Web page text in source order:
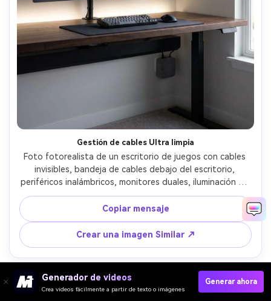
Gestión de cables Ultra limpia
Foto fotorealista de un escritorio de juegos con cables
invisibles, bandeja de cables debajo del escritorio,
periféricos inalámbricos, monitores duales, iluminación de
polarización sutil, pared minimalista, énfasis en líneas
limpias y organización, tomado en Nikon Z8, lente de 30
mm, f/3.2, claridad nítida, grado de color neutro, foto
interior premium-AR 4:5
Copiar mensaje
Crear una imagen Similar ↗
Generador de videos
Crea videos fácilmente a partir de texto o imágenes
Generar ahora